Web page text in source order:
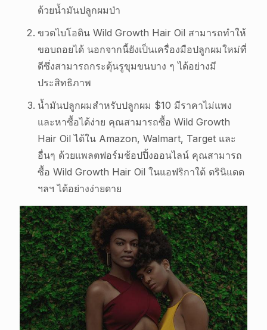
ด้วยน้ำมันปลูกผมป่า
ขวดไบโอติน Wild Growth Hair Oil สามารถทำให้
ขอบถอยได้ นอกจากนี้ยังเป็นเครื่องมือปลูกผมใหม่ที่
ดีซึ่งสามารถกระตุ้นรูขุมขนบาง ๆ ได้อย่างมี
ประสิทธิภาพ
น้ำมันปลูกผมสำหรับปลูกผม $10 มีราคาไม่แพง
และหาซื้อได้ง่าย คุณสามารถซื้อ Wild Growth
Hair Oil ได้ใน Amazon, Walmart, Target และ
อื่นๆ ด้วยแพลตฟอร์มช้อปปิ้งออนไลน์ คุณสามารถ
ซื้อ Wild Growth Hair Oil ในแอฟริกาใต้ ตรินิแดด
ฯลฯ ได้อย่างง่ายดาย